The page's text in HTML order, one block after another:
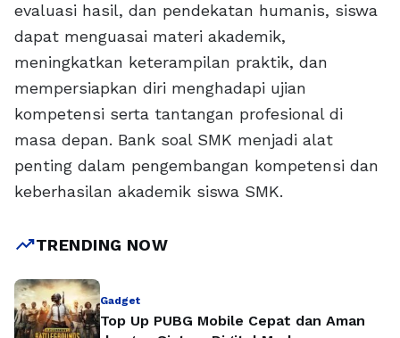
evaluasi hasil, dan pendekatan humanis, siswa
dapat menguasai materi akademik,
meningkatkan keterampilan praktik, dan
mempersiapkan diri menghadapi ujian
kompetensi serta tantangan profesional di
masa depan. Bank soal SMK menjadi alat
penting dalam pengembangan kompetensi dan
keberhasilan akademik siswa SMK.
trending_upTRENDING NOW
Gadget
Top Up PUBG Mobile Cepat dan Aman